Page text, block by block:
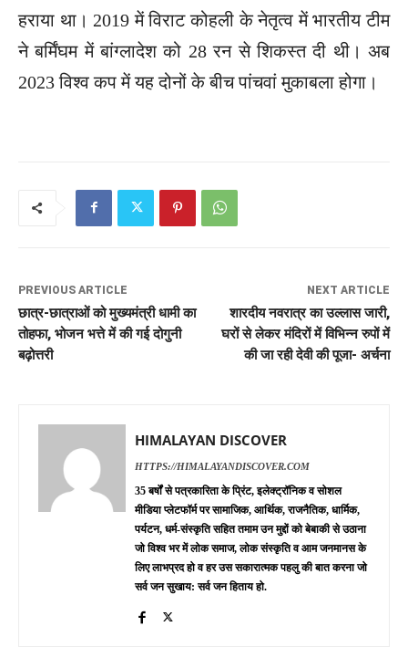
हराया था। 2019 में विराट कोहली के नेतृत्व में भारतीय टीम
ने बर्मिंघम में बांग्लादेश को 28 रन से शिकस्त दी थी। अब
2023 विश्व कप में यह दोनों के बीच पांचवां मुकाबला होगा।
PREVIOUS ARTICLE
छात्र-छात्राओं को मुख्यमंत्री धामी का
तोहफा, भोजन भत्ते में की गई दोगुनी
बढ़ोत्तरी
NEXT ARTICLE
शारदीय नवरात्र का उल्लास जारी,
घरों से लेकर मंदिरों में विभिन्न रुपों में
की जा रही देवी की पूजा- अर्चना
HIMALAYAN DISCOVER
HTTPS://HIMALAYANDISCOVER.COM
35 बर्षों से पत्रकारिता के प्रिंट, इलेक्ट्रॉनिक व सोशल
मीडिया प्लेटफॉर्म पर सामाजिक, आर्थिक, राजनैतिक, धार्मिक,
पर्यटन, धर्म-संस्कृति सहित तमाम उन मुद्दों को बेबाकी से उठाना
जो विश्व भर में लोक समाज, लोक संस्कृति व आम जनमानस के
लिए लाभप्रद हो व हर उस सकारात्मक पहलु की बात करना जो
सर्व जन सुखाय: सर्व जन हिताय हो.